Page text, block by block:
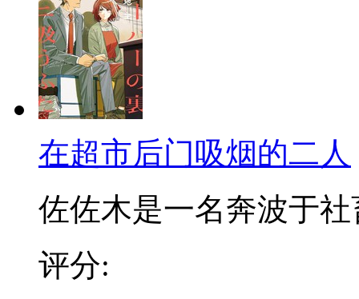
在超市后门吸烟的二人
佐佐木是一名奔波于社
评分: